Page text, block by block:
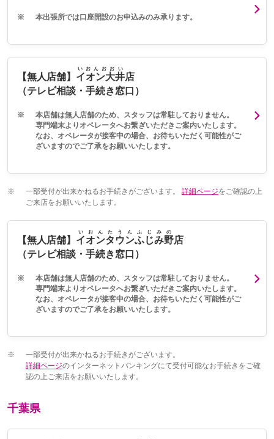
※ 本出張所では口座開設のお申込みのみ承ります。
【無人店舗】 イオン大井
いおんおおい
店
（テレビ相談・手続き窓口）
※
本店舗は無人店舗のため、スタッフは常駐しておりません。
専門端末よりオペレータへお繋ぎいただきご案内いたします。
なお、オペレータが接客中の場合、お待ちいただく可能性がご
ざいますのでご了承をお願いいたします。
※ 一部受付が出来かねるお手続きがございます。 詳細ページをご確認の上
ご来店をお願いいたします。
【無人店舗】 イオンタウンふじみ野
いおんたうんふじみの
店
（テレビ相談・手続き窓口）
※
本店舗は無人店舗のため、スタッフは常駐しておりません。
専門端末よりオペレータへお繋ぎいただきご案内いたします。
なお、オペレータが接客中の場合、お待ちいただく可能性がご
ざいますのでご了承をお願いいたします。
※
一部受付が出来かねるお手続きがございます。
詳細ページのインターネットバンキングにて受付可能なお手続きをご確
認の上ご来店をお願いいたします。
千葉県